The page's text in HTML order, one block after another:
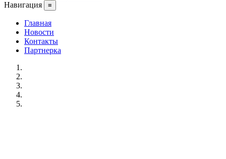
Навигация
≡
Главная
Новости
Контакты
Партнерка